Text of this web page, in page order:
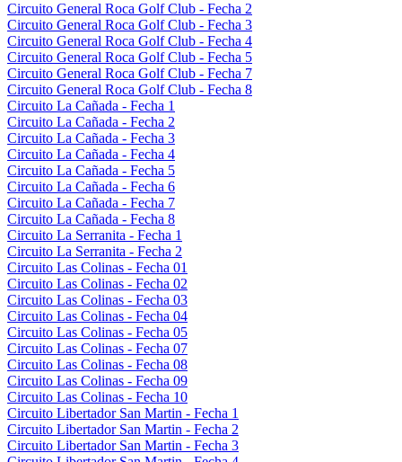
Circuito General Roca Golf Club - Fecha 2
Circuito General Roca Golf Club - Fecha 3
Circuito General Roca Golf Club - Fecha 4
Circuito General Roca Golf Club - Fecha 5
Circuito General Roca Golf Club - Fecha 7
Circuito General Roca Golf Club - Fecha 8
Circuito La Cañada - Fecha 1
Circuito La Cañada - Fecha 2
Circuito La Cañada - Fecha 3
Circuito La Cañada - Fecha 4
Circuito La Cañada - Fecha 5
Circuito La Cañada - Fecha 6
Circuito La Cañada - Fecha 7
Circuito La Cañada - Fecha 8
Circuito La Serranita - Fecha 1
Circuito La Serranita - Fecha 2
Circuito Las Colinas - Fecha 01
Circuito Las Colinas - Fecha 02
Circuito Las Colinas - Fecha 03
Circuito Las Colinas - Fecha 04
Circuito Las Colinas - Fecha 05
Circuito Las Colinas - Fecha 07
Circuito Las Colinas - Fecha 08
Circuito Las Colinas - Fecha 09
Circuito Las Colinas - Fecha 10
Circuito Libertador San Martin - Fecha 1
Circuito Libertador San Martin - Fecha 2
Circuito Libertador San Martin - Fecha 3